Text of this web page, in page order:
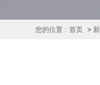
您的位置 : 首页 >